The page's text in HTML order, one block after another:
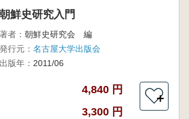
朝鮮史研究入門
著者： 朝鮮史研究会 編
発行元： 名古屋大学出版会
出版年： 2011/06
4,840 円
3,300 円
＋